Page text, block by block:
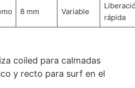
8 mm Variable
rápida
coiled para calmadas
y recto para surf en el